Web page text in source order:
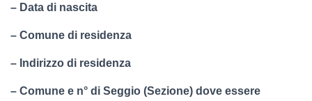
– Data di nascita
– Comune di residenza
– Indirizzo di residenza
– Comune e n° di Seggio (Sezione) dove essere